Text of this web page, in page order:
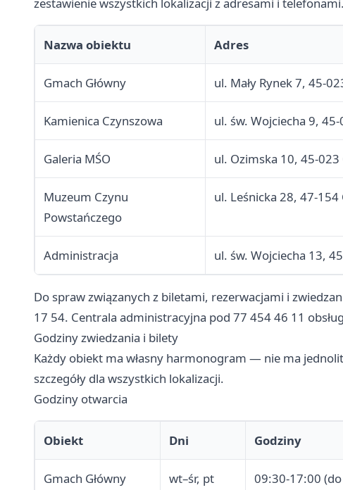
zestawienie wszystkich lokalizacji z adresami i telefonami.
Nazwa obiektu Adres
Gmach Główny ul. Mały Rynek 7, 45-
Kamienica Czynszowa ul. św. Wojciecha 9,
Galeria MŚO ul. Ozimska 10, 45-023
Muzeum Czynu
Powstańczego
ul. Leśnicka 28, 47-
Administracja ul. św. Wojciecha 13,
Do spraw związanych z biletami, rezerwacjami i
17 54. Centrala administracyjna pod 77 454 46 11
Godziny zwiedzania i bilety
Każdy obiekt ma własny harmonogram — nie ma
szczegóły dla wszystkich lokalizacji.
Godziny otwarcia
Obiekt Dni Godziny
Gmach Główny wt–śr, pt 09:30-17:00